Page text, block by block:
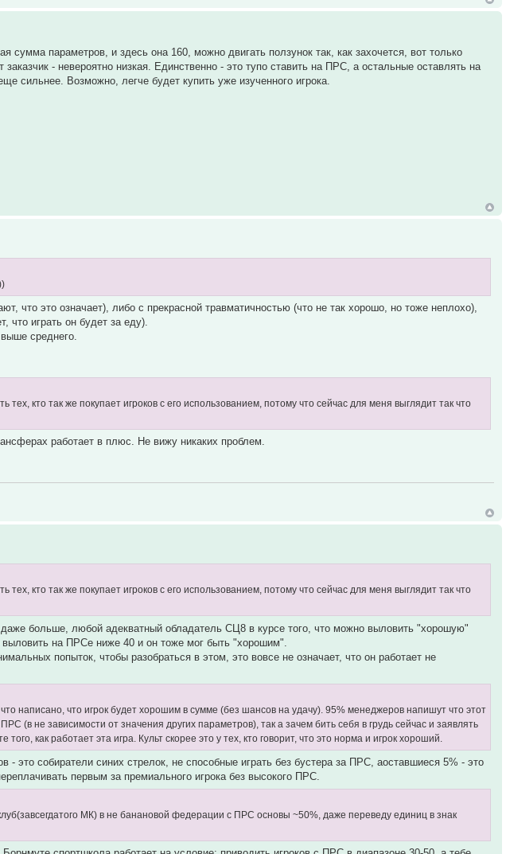
сумма параметров, и здесь она 160, можно двигать ползунок так, как захочется, вот только
заказчик - невероятно низкая. Единственно - это тупо ставить на ПРС, а остальные оставлять на
сильнее. Возможно, легче будет купить уже изученного игрока.
что это означает), либо с прекрасной травматичностью (что не так хорошо, но тоже неплохо),
что играть он будет за еду).
среднего.
кто так же покупает игроков с его использованием, потому что сейчас для меня выглядит так что
работает в плюс. Не вижу никаких проблем.
кто так же покупает игроков с его использованием, потому что сейчас для меня выглядит так что
больше, любой адекватный обладатель СЦ8 в курсе того, что можно выловить "хорошую"
на ПРСе ниже 40 и он тоже мог быть "хорошим".
попыток, чтобы разобраться в этом, это вовсе не означает, что он работает не
написано, что игрок будет хорошим в сумме (без шансов на удачу). 95% менеджеров напишут что этот
(в не зависимости от значения других параметров), так а зачем бить себя в грудь сейчас и заявлять
как работает эта игра. Культ скорее это у тех, кто говорит, что это норма и игрок хороший.
- это собиратели синих стрелок, не способные играть без бустера за ПРС, аоставшиеся 5% - это
первым за премиального игрока без высокого ПРС.
МК) в не банановой федерации с ПРС основы ~50%, даже переведу единиц в знак